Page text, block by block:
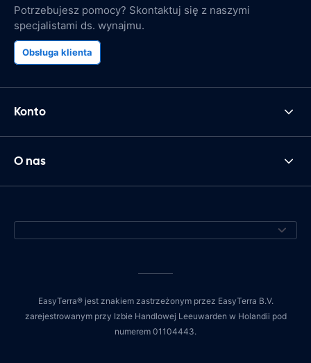
Potrzebujesz pomocy? Skontaktuj się z naszymi
specjalistami ds. wynajmu.
Obsługa klienta
Konto
O nas
EasyTerra® jest znakiem zastrzeżonym przez EasyTerra B.V.
zarejestrowanym przy Izbie Handlowej Leeuwarden w Holandii pod
numerem 01104443.